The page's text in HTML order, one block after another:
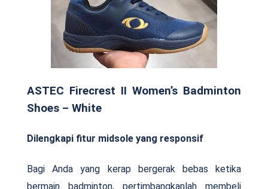
ASTEC Firecrest II Women’s Badminton
Shoes – White
Dilengkapi fitur midsole yang responsif
Bagi Anda yang kerap bergerak bebas ketika
bermain badminton, pertimbangkanlah membeli